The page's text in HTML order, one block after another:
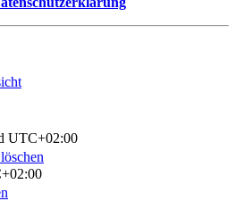
UTC+02:00